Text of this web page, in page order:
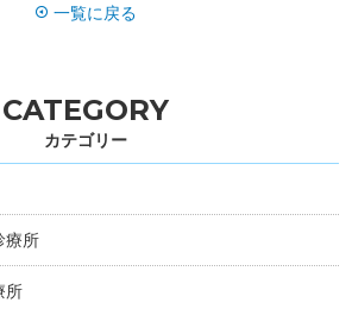
一覧に戻る
CATEGORY
カテゴリー
療所
所